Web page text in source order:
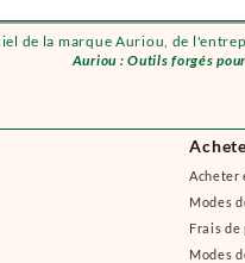
de la marque Auriou, de
Auriou : Outils forgés
Acheter
Modes
Frais de
Modes